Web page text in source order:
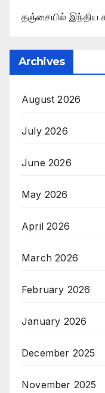
தஞ்சையில் இந்திய
Archives
August 2026
July 2026
June 2026
May 2026
April 2026
March 2026
February 2026
January 2026
December 2025
November 2025